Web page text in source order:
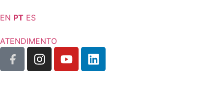
EN PT ES
ATENDIMENTO